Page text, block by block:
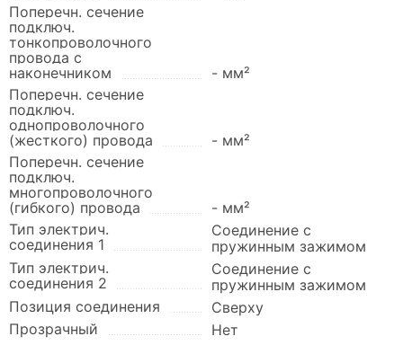
Поперечн. сечение
подключ.
тонкопроволочного
провода с
наконечником
- мм²
Поперечн. сечение
подключ.
однопроволочного
(жесткого) провода
- мм²
Поперечн. сечение
подключ.
многопроволочного
(гибкого) провода
- мм²
Тип электрич.
соединения 1
Соединение с
пружинным зажимом
Тип электрич.
соединения 2
Соединение с
пружинным зажимом
Позиция соединения
Сверху
Прозрачный
Нет